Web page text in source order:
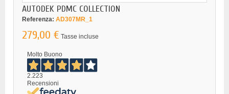
AUTODEK PDMC COLLECTION
Referenza: AD307MR_1
279,00 € Tasse incluse
Molto Buono
2.223
Recensioni